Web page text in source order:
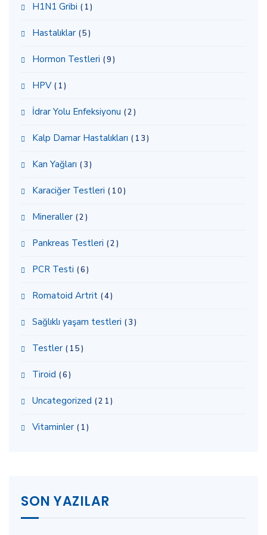
H1N1 Gribi (1)
Hastalıklar (5)
Hormon Testleri (9)
HPV (1)
İdrar Yolu Enfeksiyonu (2)
Kalp Damar Hastalıkları (13)
Kan Yağları (3)
Karaciğer Testleri (10)
Mineraller (2)
Pankreas Testleri (2)
PCR Testi (6)
Romatoid Artrit (4)
Sağlıklı yaşam testleri (3)
Testler (15)
Tiroid (6)
Uncategorized (21)
Vitaminler (1)
SON YAZILAR